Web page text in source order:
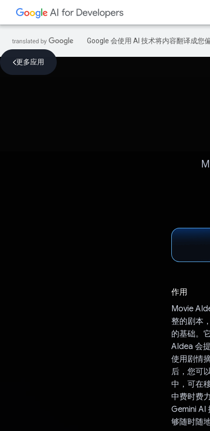
Google 会使用 AI 技术将内容翻译成您
更多应用
作用
Movie
整的剧本
的基础。
AIdea 会
使用剧情
后，您可
中，可在
中费时费
Gemini AI
够随时随